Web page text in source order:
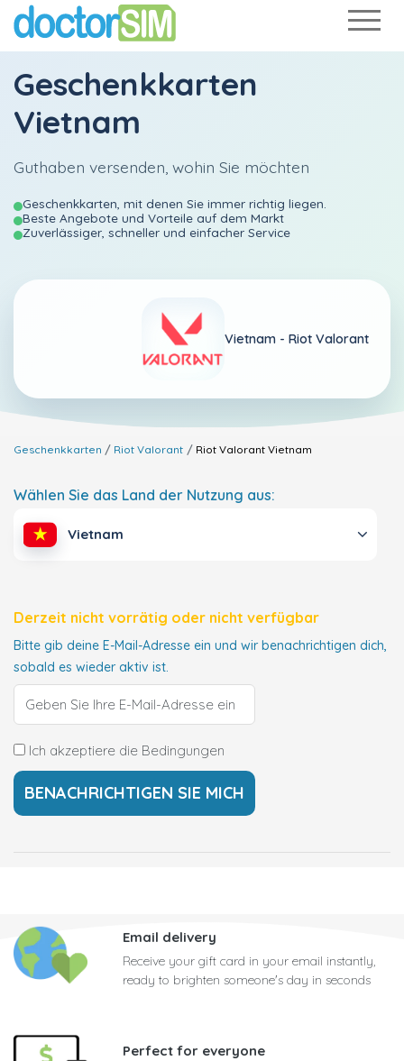
Geschenkkarten
Vietnam
Guthaben versenden, wohin Sie möchten
Geschenkkarten, mit denen Sie immer richtig liegen.
Beste Angebote und Vorteile auf dem Markt
Zuverlässiger, schneller und einfacher Service
Vietnam - Riot Valorant
Geschenkkarten Riot Valorant Riot Valorant Vietnam
Wählen Sie das Land der Nutzung aus:
Vietnam
Derzeit nicht vorrätig oder nicht verfügbar
Bitte gib deine E-Mail-Adresse ein und wir benachrichtigen dich,
sobald es wieder aktiv ist.
Ich akzeptiere die Bedingungen
Email delivery
Receive your gift card in your email instantly,
ready to brighten someone's day in seconds
Perfect for everyone